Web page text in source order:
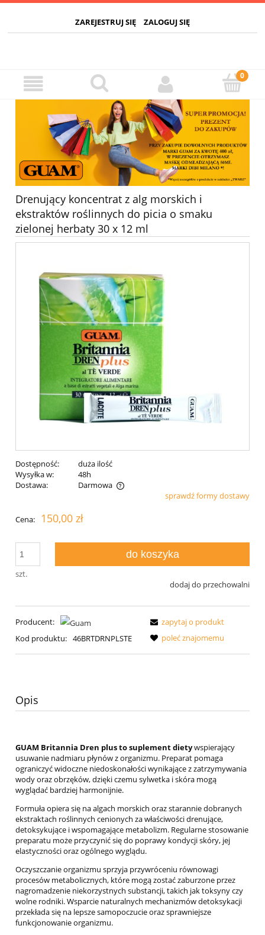
ZAREJESTRUJ SIĘ ZALOGUJ SIĘ
Drenujący koncentrat z alg morskich i
ekstraktów roślinnych do picia o smaku
zielonej herbaty 30 x 12 ml
Dostępność:
duża ilość
Wysyłka w:
48h
Dostawa:
Darmowa
sprawdź formy dostawy
Cena: 150,00 zł
szt.
do koszyka
dodaj do przechowalni
Producent:
Kod produktu: 46BRTDRNPLSTE
zapytaj o produkt
poleć znajomemu
Opis
GUAM Britannia Dren plus to suplement dietywspierający
usuwanie nadmiaru płynów z organizmu. Preparat pomaga
ograniczyć widoczne niedoskonałości wynikające z zatrzymywania
wody oraz obrzęków, dzięki czemu sylwetka i skóra mogą
wyglądać bardziej harmonijnie.
Formuła opiera się na algach morskich oraz starannie dobranych
ekstraktach roślinnych cenionych za właściwości drenujące,
detoksykujące i wspomagające metabolizm. Regularne stosowanie
preparatu może przyczynić się do poprawy kondycji skóry, jej
elastyczności oraz ogólnego wyglądu.
Oczyszczanie organizmu sprzyja przywróceniu równowagi
procesów metabolicznych, które mogą zostać zaburzone przez
nagromadzenie niekorzystnych substancji, takich jak toksyny czy
wolne rodniki. Wsparcie naturalnych mechanizmów detoksykacji
przekłada się na lepsze samopoczucie oraz sprawniejsze
funkcjonowanie organizmu.